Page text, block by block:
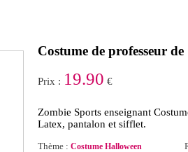
Costume de professeur
Prix : 19.90 €
Zombie Sports enseignant
Latex, pantalon et sifflet.
Thème : Costume Halloween